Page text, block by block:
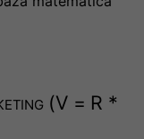
(V = R *